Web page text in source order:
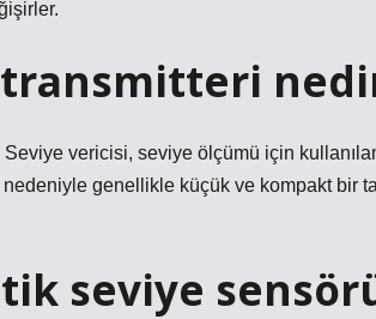
vericisi, seviye ölçümü için
genellikle küçük ve kompakt bir
seviye